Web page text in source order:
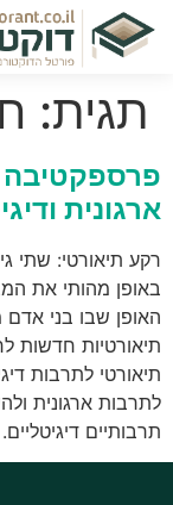
תגית:
פרספקטיבה
ארגונית
רקע תיאורטי: שתי
באופן מהותי את
האופן שבו בני
תיאורטיות חדשות
תיאורטי לתרבות
לתרבות ארגונית
תרבותיים